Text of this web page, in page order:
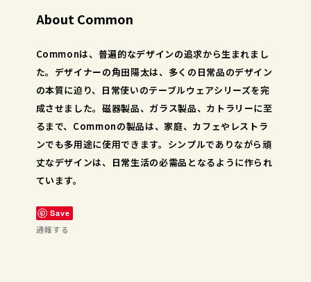
About Common
Commonは、普遍的なデザインの追求から生まれまし
た。デザイナーの角田陽太は、多くの日常品のデザイン
の本質に迫り、日常使いのテーブルウェアシリーズを完
成させました。磁器製品、ガラス製品、カトラリーに至
るまで、Commonの製品は、家庭、カフェやレストラ
ンでも多用途に使用できます。シンプルでありながら頑
丈なデザインは、日常生活の必需品となるように作られ
ています。
Save
通報する